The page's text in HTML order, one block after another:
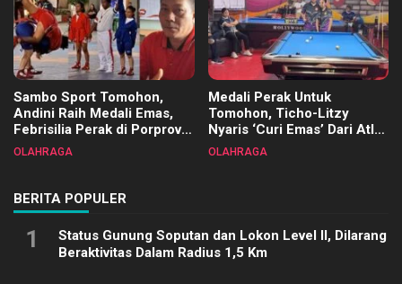
Sambo Sport Tomohon,
Andini Raih Medali Emas,
Febrisilia Perak di Porprov
Sulut 2025
OLAHRAGA
Medali Perak Untuk
Tomohon, Ticho-Litzy
Nyaris ‘Curi Emas’ Dari Atlet
Biliar PON di Porprov Sulut
OLAHRAGA
BERITA POPULER
1
Status Gunung Soputan dan Lokon Level II, Dilarang
Beraktivitas Dalam Radius 1,5 Km